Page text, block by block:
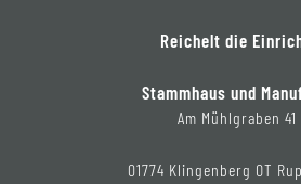
Reichelt die
Stammhaus und
Am Mühlgraben 41
01774 Klingenberg OT